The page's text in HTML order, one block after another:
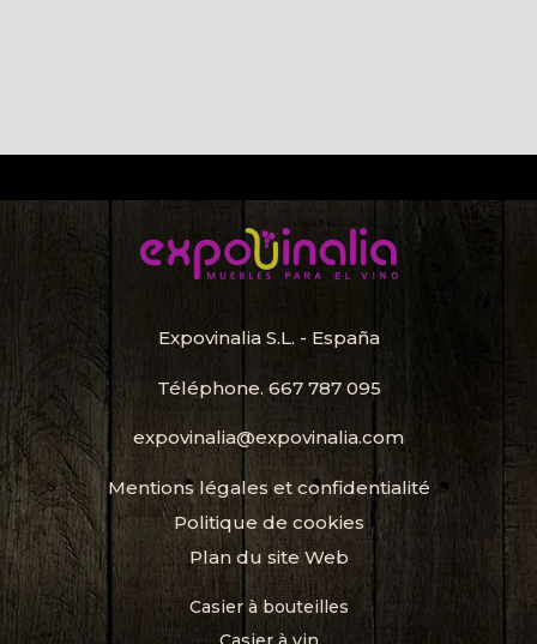
Expovinalia S.L. - España
Téléphone. 667 787 095
expovinalia@expovinalia.com
Mentions légales et confidentialité
Politique de cookies
Plan du site Web
Casier à bouteilles